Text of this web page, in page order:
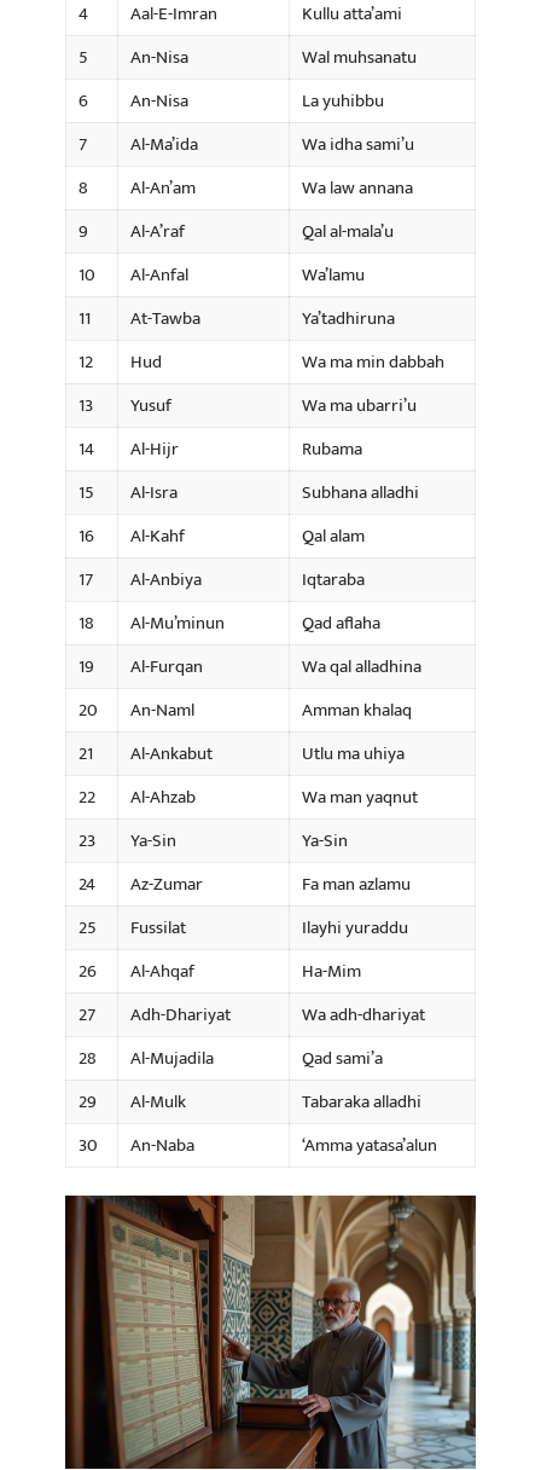
4
Aal-E-Imran
Kullu atta’ami
5
An-Nisa
Wal muhsanatu
6
An-Nisa
La yuhibbu
7
Al-Ma’ida
Wa idha sami’u
8
Al-An’am
Wa law annana
9
Al-A’raf
Qal al-mala’u
10
Al-Anfal
Wa’lamu
11
At-Tawba
Ya’tadhiruna
12
Hud
Wa ma min dabbah
13
Yusuf
Wa ma ubarri’u
14
Al-Hijr
Rubama
15
Al-Isra
Subhana alladhi
16
Al-Kahf
Qal alam
17
Al-Anbiya
Iqtaraba
18
Al-Mu’minun
Qad aflaha
19
Al-Furqan
Wa qal alladhina
20
An-Naml
Amman khalaq
21
Al-Ankabut
Utlu ma uhiya
22
Al-Ahzab
Wa man yaqnut
23
Ya-Sin
Ya-Sin
24
Az-Zumar
Fa man azlamu
25
Fussilat
Ilayhi yuraddu
26
Al-Ahqaf
Ha-Mim
27
Adh-Dhariyat
Wa adh-dhariyat
28
Al-Mujadila
Qad sami’a
29
Al-Mulk
Tabaraka alladhi
30
An-Naba ‘Amma yatasa’alun